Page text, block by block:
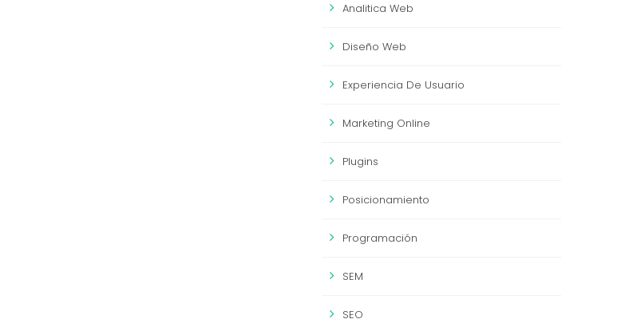
Analitica Web
Diseño Web
Experiencia De Usuario
Marketing Online
Plugins
Posicionamiento
Programación
SEM
SEO